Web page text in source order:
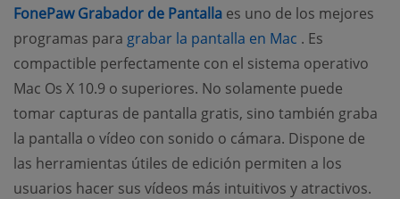
FonePaw Grabador de Pantalla (opens new window)
es uno de los mejores
programas para grabar la pantalla en Mac (opens new
. Es
compactible perfectamente con el sistema operativo
Mac Os X 10.9 o superiores. No solamente puede
tomar capturas de pantalla gratis, sino también graba
la pantalla o vídeo con sonido o cámara. Dispone de
las herramientas útiles de edición permiten a los
usuarios hacer sus vídeos más intuitivos y atractivos.